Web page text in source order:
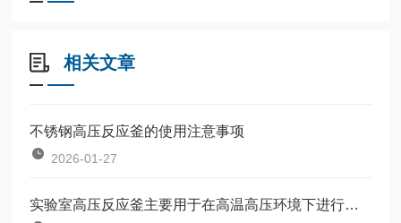
相关文章
不锈钢高压反应釜的使用注意事项
2026-01-27
实验室高压反应釜主要用于在高温高压环境下进行化学反应和材料处理